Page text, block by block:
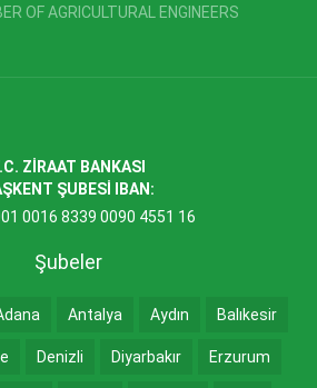
OF AGRICULTURAL ENGINEERS
ZİRAAT BANKASI
ŞUBESİ IBAN:
0016 8339 0090 4551 16
Şubeler
Antalya Aydın Balıkesir
Denizli Diyarbakır Erzurum